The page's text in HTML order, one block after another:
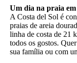
Um dia na praia em
A Costa del Sol é
praias de areia
linha de costa de 21
todos os gostos.
sua família ou com